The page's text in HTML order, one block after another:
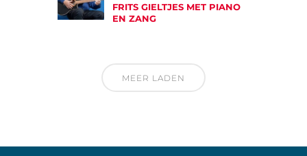
FRITS GIELTJES MET PIANO
EN ZANG
MEER LADEN